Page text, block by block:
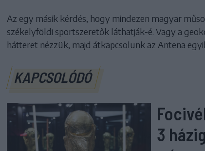
Az egy másik kérdés, hogy mindezen magyar
székelyföldi sportszeretők láthatják-é. Vagy a
hátteret nézzük, majd átkapcsolunk az Antena
KAPCSOLÓDÓ
3